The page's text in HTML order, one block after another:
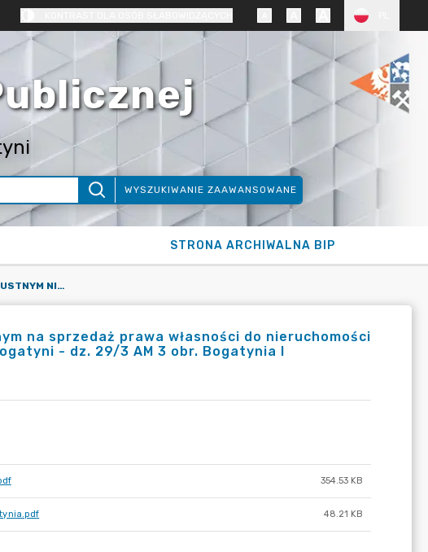
WYSZUKIWANIE ZAAWANSOWANE
STRONA ARCHIWALNA BIP
OGŁOSZENIE O I PRZETARGU USTNYM NIEOGRANICZONYM NA SPRZEDAŻ PRAWA WŁASNOŚCI DO NIERUCHOMOŚCI NIEZABUDOWANEJ POŁOŻONEJ PRZY UL. GŁÓWNEJ W BOGATYNI - DZ. 29/3 AM 3 OBR. BOGATYNIA I
na sprzedaż prawa własności do nieruchomości
- dz. 29/3 AM 3 obr. Bogatynia I
354.53 KB
48.21 KB